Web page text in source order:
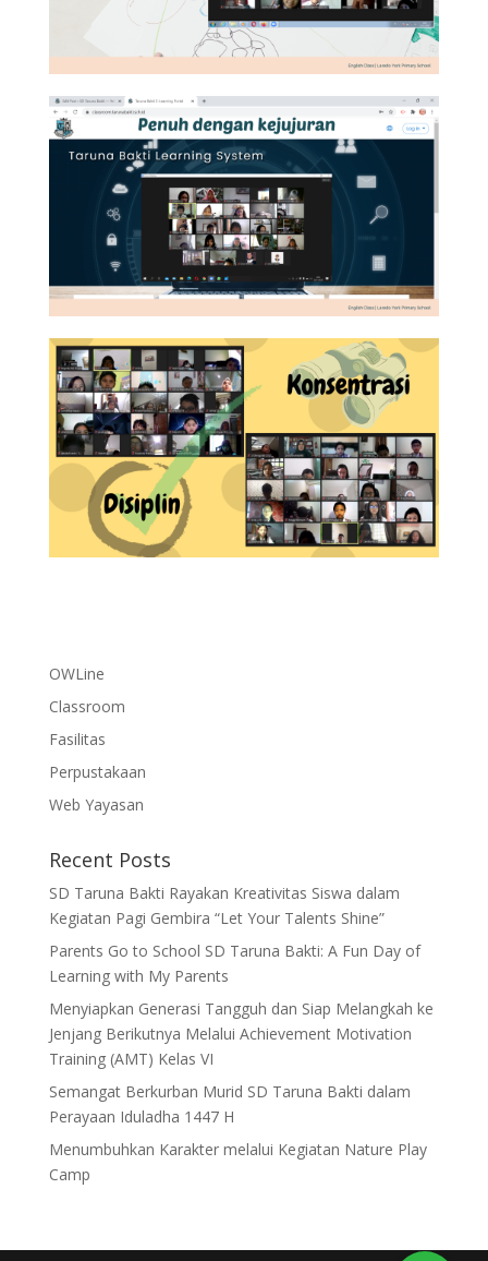
OWLine
Classroom
Fasilitas
Perpustakaan
Web Yayasan
Recent Posts
SD Taruna Bakti Rayakan Kreativitas Siswa dalam
Kegiatan Pagi Gembira “Let Your Talents Shine”
Parents Go to School SD Taruna Bakti: A Fun Day of
Learning with My Parents
Menyiapkan Generasi Tangguh dan Siap Melangkah ke
Jenjang Berikutnya Melalui Achievement Motivation
Training (AMT) Kelas VI
Semangat Berkurban Murid SD Taruna Bakti dalam
Perayaan Iduladha 1447 H
Menumbuhkan Karakter melalui Kegiatan Nature Play
Camp